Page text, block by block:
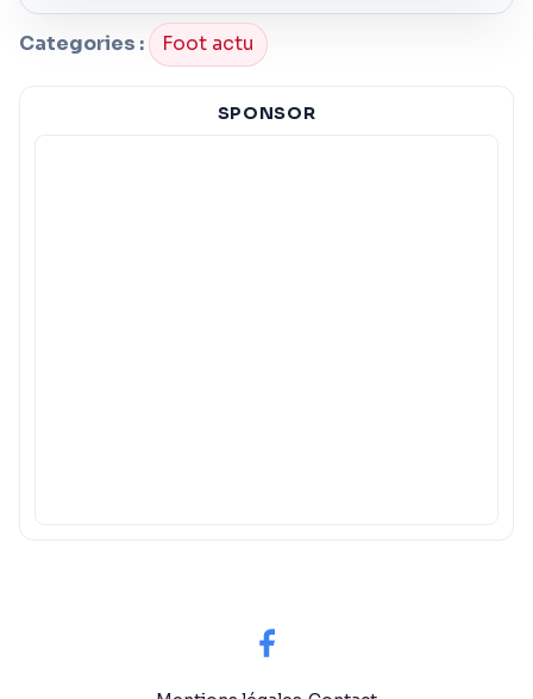
Categories : Foot actu
SPONSOR